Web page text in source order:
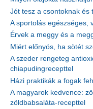
Jót tesz a csontoknak és
A sportolás egészséges,
Érvek a meggy és a
Miért előnyös, ha sötét
A szeder rengeteg
chiapudingrecepttel
Házi praktikák a fogak
A magyarok kedvence:
zöldbabsaláta-recepttel